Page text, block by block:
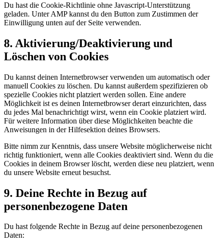
Du hast die Cookie-Richtlinie ohne Javascript-Unterstützung
geladen. Unter AMP kannst du den Button zum Zustimmen der
Einwilligung unten auf der Seite verwenden.
8. Aktivierung/Deaktivierung und
Löschen von Cookies
Du kannst deinen Internetbrowser verwenden um automatisch oder
manuell Cookies zu löschen. Du kannst außerdem spezifizieren ob
spezielle Cookies nicht platziert werden sollen. Eine andere
Möglichkeit ist es deinen Internetbrowser derart einzurichten, dass
du jedes Mal benachrichtigt wirst, wenn ein Cookie platziert wird.
Für weitere Information über diese Möglichkeiten beachte die
Anweisungen in der Hilfesektion deines Browsers.
Bitte nimm zur Kenntnis, dass unsere Website möglicherweise nicht
richtig funktioniert, wenn alle Cookies deaktiviert sind. Wenn du die
Cookies in deinem Browser löscht, werden diese neu platziert, wenn
du unsere Website erneut besuchst.
9. Deine Rechte in Bezug auf
personenbezogene Daten
Du hast folgende Rechte in Bezug auf deine personenbezogenen
Daten: